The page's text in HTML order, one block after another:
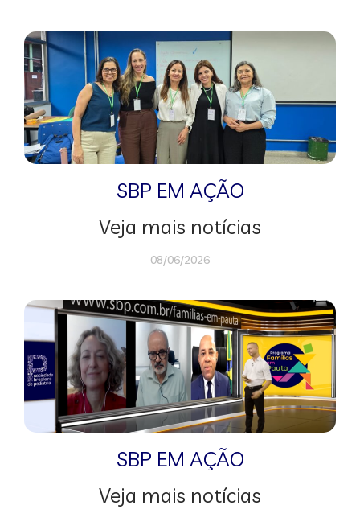
SBP EM AÇÃO
Veja mais notícias
08/06/2026
SBP EM AÇÃO
Veja mais notícias